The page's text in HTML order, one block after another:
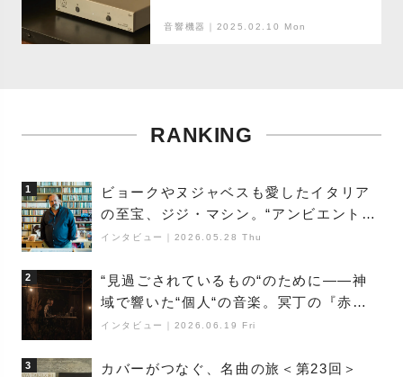
音響機器｜2025.02.10 Mon
RANKING
1
ビョークやヌジャベスも愛したイタリア
の至宝、ジジ・マシン。“アンビエントの
巨匠”が明かす創作の原点と、「動き」に
インタビュー 2026.05.28 Thu
2
“見過ごされているもの“のために――神
域で響いた“個人“の音楽。冥丁の『赤城
夜神楽』をレポート
インタビュー 2026.06.19 Fri
3
カバーがつなぐ、名曲の旅＜第23回＞